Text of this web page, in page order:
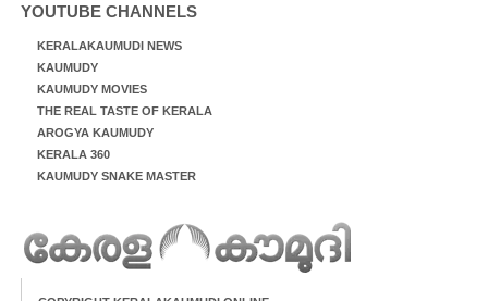
YOUTUBE CHANNELS
KERALAKAUMUDI NEWS
KAUMUDY
KAUMUDY MOVIES
THE REAL TASTE OF KERALA
AROGYA KAUMUDY
KERALA 360
KAUMUDY SNAKE MASTER